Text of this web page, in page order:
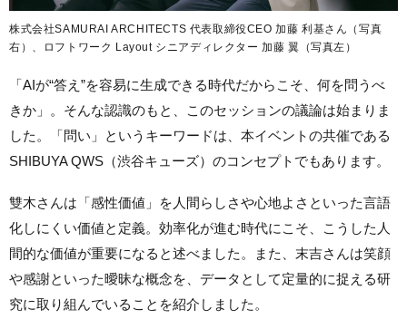
株式会社SAMURAI ARCHITECTS 代表取締役CEO 加藤 利基さん（写真
右）、ロフトワーク Layout シニアディレクター 加藤 翼（写真左）
「AIが“答え”を容易に生成できる時代だからこそ、何を問うべ
きか」。そんな認識のもと、このセッションの議論は始まりま
した。「問い」というキーワードは、本イベントの共催である
SHIBUYA QWS（渋谷キューズ）のコンセプトでもあります。
雙木さんは「感性価値」を人間らしさや心地よさといった言語
化しにくい価値と定義。効率化が進む時代にこそ、こうした人
間的な価値が重要になると述べました。また、末吉さんは笑顔
や感謝といった曖昧な概念を、データとして定量的に捉える研
究に取り組んでいることを紹介しました。